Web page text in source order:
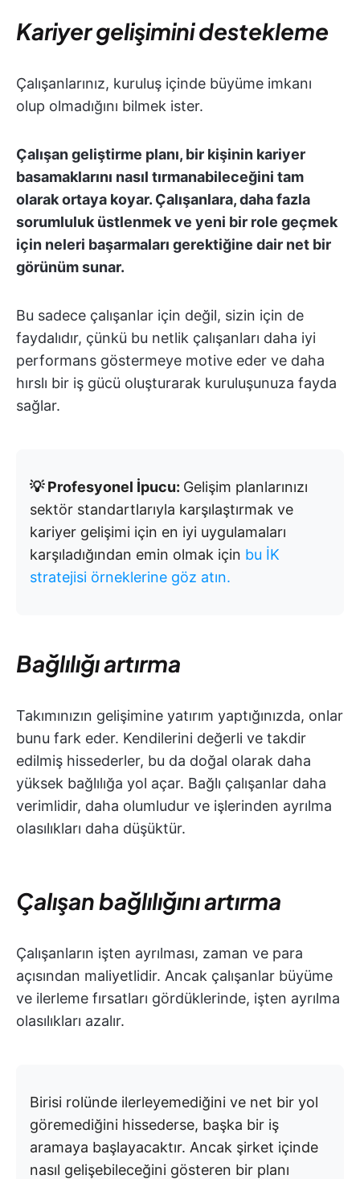
Kariyer gelişimini destekleme
Çalışanlarınız, kuruluş içinde büyüme imkanı
olup olmadığını bilmek ister.
Çalışan geliştirme planı, bir kişinin kariyer
basamaklarını nasıl tırmanabileceğini tam
olarak ortaya koyar. Çalışanlara, daha fazla
sorumluluk üstlenmek ve yeni bir role geçmek
için neleri başarmaları gerektiğine dair net bir
görünüm sunar.
Bu sadece çalışanlar için değil, sizin için de
faydalıdır, çünkü bu netlik çalışanları daha iyi
performans göstermeye motive eder ve daha
hırslı bir iş gücü oluşturarak kuruluşunuza fayda
sağlar.
💡 Profesyonel İpucu: Gelişim planlarınızı
sektör standartlarıyla karşılaştırmak ve
kariyer gelişimi için en iyi uygulamaları
karşıladığından emin olmak için bu İK
stratejisi örneklerine göz atın.
Bağlılığı artırma
Takımınızın gelişimine yatırım yaptığınızda, onlar
bunu fark eder. Kendilerini değerli ve takdir
edilmiş hissederler, bu da doğal olarak daha
yüksek bağlılığa yol açar. Bağlı çalışanlar daha
verimlidir, daha olumludur ve işlerinden ayrılma
olasılıkları daha düşüktür.
Çalışan bağlılığını artırma
Çalışanların işten ayrılması, zaman ve para
açısından maliyetlidir. Ancak çalışanlar büyüme
ve ilerleme fırsatları gördüklerinde, işten ayrılma
olasılıkları azalır.
Birisi rolünde ilerleyemediğini ve net bir yol
göremediğini hissederse, başka bir iş
aramaya başlayacaktır. Ancak şirket içinde
nasıl gelişebileceğini gösteren bir planı